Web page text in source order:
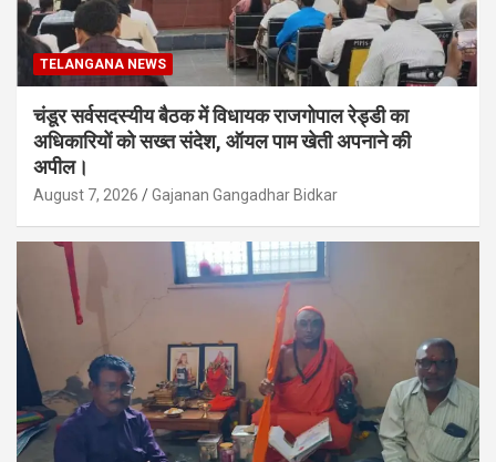
TELANGANA NEWS
चंडूर सर्वसदस्यीय बैठक में विधायक राजगोपाल रेड्डी का
अधिकारियों को सख्त संदेश, ऑयल पाम खेती अपनाने की
अपील।
August 7, 2026 Gajanan Gangadhar Bidkar